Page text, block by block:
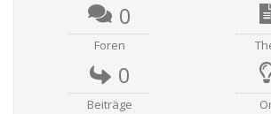
0
Foren
0
Beiträge